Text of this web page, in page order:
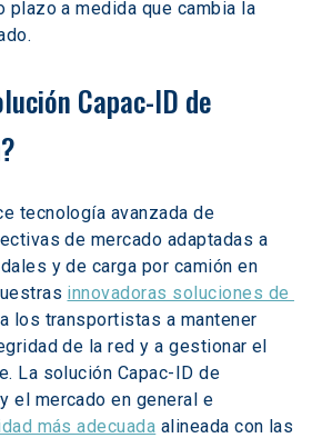
plazo a medida que cambia la
Capac-ID de
tecnología avanzada de
de mercado adaptadas a
y de carga por camión en
innovadoras soluciones de
los transportistas a mantener
de la red y a gestionar el
La solución Capac-ID de
el mercado en general e
más adecuada alineada con las